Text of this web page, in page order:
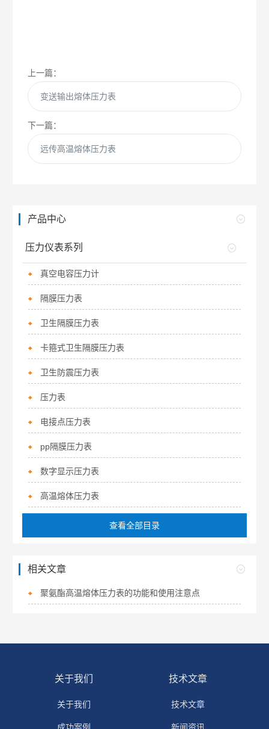
上一篇：
变送输出熔体压力表
下一篇：
远传高温熔体压力表
产品中心
压力仪表系列
真空电容压力计
隔膜压力表
卫生隔膜压力表
卡箍式卫生隔膜压力表
卫生防震压力表
压力表
电接点压力表
pp隔膜压力表
数字显示压力表
高温熔体压力表
查看全部目录
相关文章
聚氨酯高温熔体压力表的功能和使用注意点
关于我们
关于我们
技术文章
技术文章